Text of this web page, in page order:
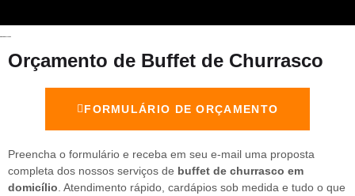
Orçamento de Buffet de Churrasco
FORMULÁRIO DE ORÇAMENTO
Preencha o formulário e receba em seu e-mail uma proposta
completa dos nossos serviços de buffet de churrasco em
domicílio . Atendimento rápido, cardápios sob medida e tudo o que